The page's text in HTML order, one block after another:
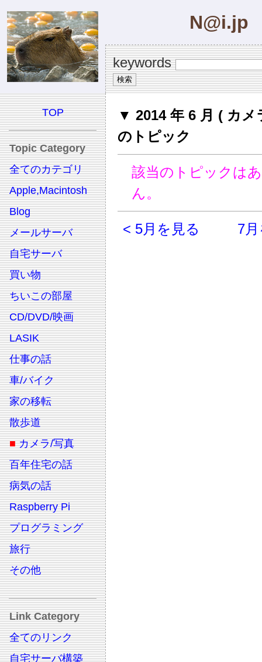
N@i.jp
keywords
TOP
Topic Category
全てのカテゴリ
Apple,Macintosh
Blog
メールサーバ
自宅サーバ
買い物
ちいこの部屋
CD/DVD/映画
LASIK
仕事の話
車/バイク
家の移転
散歩道
■ カメラ/写真
百年住宅の話
病気の話
Raspberry Pi
プログラミング
旅行
その他
Link Category
全てのリンク
自宅サーバ構築
▼ 2014 年 6 月 ( カメ
のトピック
該当のトピックは
ん。
< 5月を見る 7